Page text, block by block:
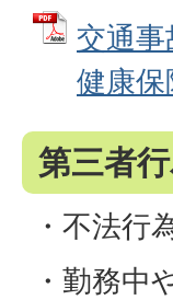
交通
健康
第三者
・不法行
・勤務中